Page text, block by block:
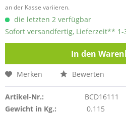
an der Kasse variieren.
die letzten 2 verfügbar
Sofort versandfertig, Lieferzeit** 1-
In den
Merken Bewerten
Artikel-Nr.:
BCD16111
Gewicht in Kg.:
0.115